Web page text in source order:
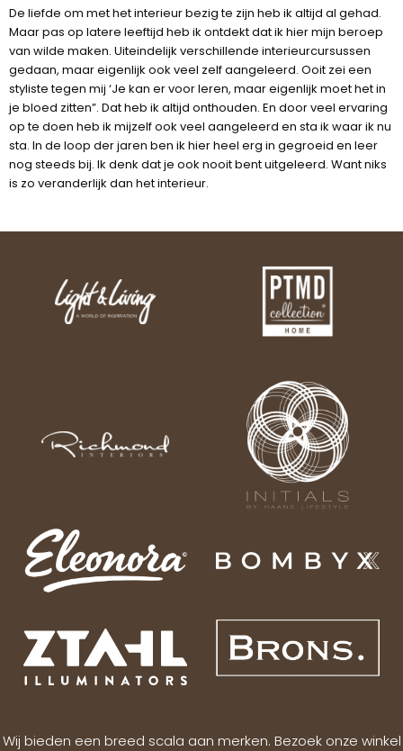
De liefde om met het interieur bezig te zijn heb ik altijd al gehad.
Maar pas op latere leeftijd heb ik ontdekt dat ik hier mijn beroep
van wilde maken. Uiteindelijk verschillende interieurcursussen
gedaan, maar eigenlijk ook veel zelf aangeleerd. Ooit zei een
styliste tegen mij ‘Je kan er voor leren, maar eigenlijk moet het in
je bloed zitten”. Dat heb ik altijd onthouden. En door veel ervaring
op te doen heb ik mijzelf ook veel aangeleerd en sta ik waar ik nu
sta. In de loop der jaren ben ik hier heel erg in gegroeid en leer
nog steeds bij. Ik denk dat je ook nooit bent uitgeleerd. Want niks
is zo veranderlijk dan het interieur.
Wij bieden een breed scala aan merken. Bezoek onze winkel